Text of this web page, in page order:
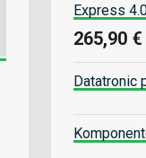
Express
265,90 €
Datatronic